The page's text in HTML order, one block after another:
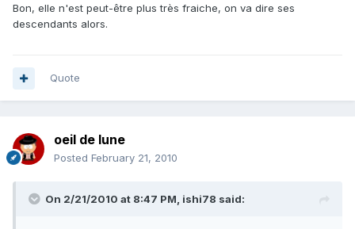
Bon, elle n'est peut-être plus très fraiche, on va dire ses
descendants alors.
Quote
oeil de lune
Posted February 21, 2010
On 2/21/2010 at 8:47 PM, ishi78 said: